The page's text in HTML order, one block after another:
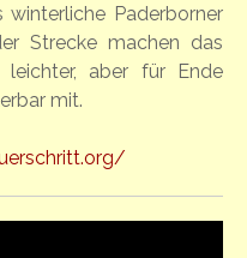
Paderborner
Strecke machen das
leichter, aber für Ende
mit.